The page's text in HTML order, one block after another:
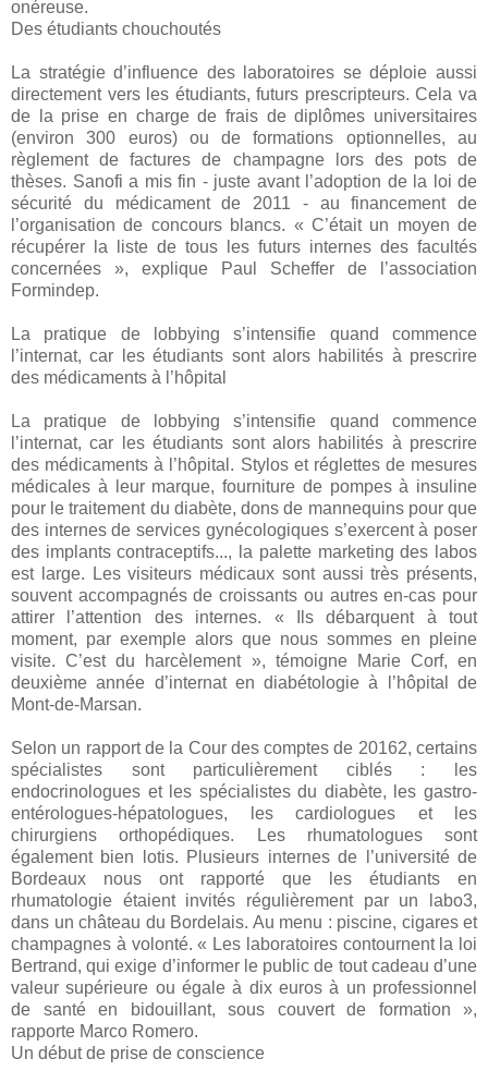
onéreuse.
Des étudiants chouchoutés
La stratégie d’influence des laboratoires se déploie aussi
directement vers les étudiants, futurs prescripteurs. Cela va
de la prise en charge de frais de diplômes universitaires
(environ 300 euros) ou de formations optionnelles, au
règlement de factures de champagne lors des pots de
thèses. Sanofi a mis fin - juste avant l’adoption de la loi de
sécurité du médicament de 2011 - au financement de
l’organisation de concours blancs. « C’était un moyen de
récupérer la liste de tous les futurs internes des facultés
concernées », explique Paul Scheffer de l’association
Formindep.
La pratique de lobbying s’intensifie quand commence
l’internat, car les étudiants sont alors habilités à prescrire
des médicaments à l’hôpital
La pratique de lobbying s’intensifie quand commence
l’internat, car les étudiants sont alors habilités à prescrire
des médicaments à l’hôpital. Stylos et réglettes de mesures
médicales à leur marque, fourniture de pompes à insuline
pour le traitement du diabète, dons de mannequins pour que
des internes de services gynécologiques s’exercent à poser
des implants contraceptifs..., la palette marketing des labos
est large. Les visiteurs médicaux sont aussi très présents,
souvent accompagnés de croissants ou autres en-cas pour
attirer l’attention des internes. « Ils débarquent à tout
moment, par exemple alors que nous sommes en pleine
visite. C’est du harcèlement », témoigne Marie Corf, en
deuxième année d’internat en diabétologie à l’hôpital de
Mont-de-Marsan.
Selon un rapport de la Cour des comptes de 20162, certains
spécialistes sont particulièrement ciblés : les
endocrinologues et les spécialistes du diabète, les gastro-
entérologues-hépatologues, les cardiologues et les
chirurgiens orthopédiques. Les rhumatologues sont
également bien lotis. Plusieurs internes de l’université de
Bordeaux nous ont rapporté que les étudiants en
rhumatologie étaient invités régulièrement par un labo3,
dans un château du Bordelais. Au menu : piscine, cigares et
champagnes à volonté. « Les laboratoires contournent la loi
Bertrand, qui exige d’informer le public de tout cadeau d’une
valeur supérieure ou égale à dix euros à un professionnel
de santé en bidouillant, sous couvert de formation »,
rapporte Marco Romero.
Un début de prise de conscience